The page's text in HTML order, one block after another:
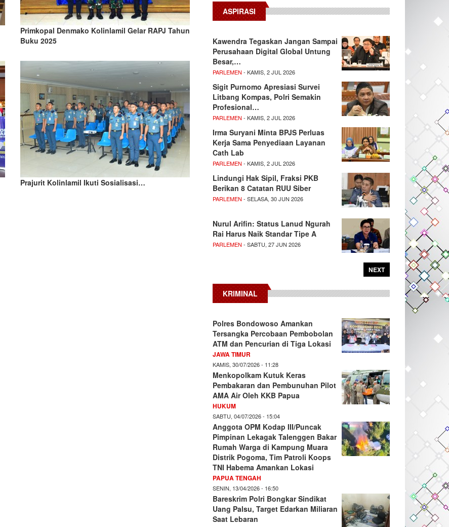
Primkopal Denmako Kolinlamil Gelar RAPJ Tahun
Buku 2025
Prajurit Kolinlamil Ikuti Sosialisasi…
ASPIRASI
Kawendra Tegaskan Jangan Sampai
Perusahaan Digital Global Untung
Besar,…
PARLEMEN - KAMIS, 2 JUL 2026
Sigit Purnomo Apresiasi Survei
Litbang Kompas, Polri Semakin
Profesional…
PARLEMEN - KAMIS, 2 JUL 2026
Irma Suryani Minta BPJS Perluas
Kerja Sama Penyediaan Layanan
Cath Lab
PARLEMEN - KAMIS, 2 JUL 2026
Lindungi Hak Sipil, Fraksi PKB
Berikan 8 Catatan RUU Siber
PARLEMEN - SELASA, 30 JUN 2026
Nurul Arifin: Status Lanud Ngurah
Rai Harus Naik Standar Tipe A
PARLEMEN - SABTU, 27 JUN 2026
NEXT
KRIMINAL
Polres Bondowoso Amankan
Tersangka Percobaan Pembobolan
ATM dan Pencurian di Tiga Lokasi
JAWA TIMUR
KAMIS, 30/07/2026 - 11:28
Menkopolkam Kutuk Keras
Pembakaran dan Pembunuhan Pilot
AMA Air Oleh KKB Papua
HUKUM
SABTU, 04/07/2026 - 15:04
Anggota OPM Kodap III/Puncak
Pimpinan Lekagak Talenggen Bakar
Rumah Warga di Kampung Muara
Distrik Pogoma, Tim Patroli Koops
TNI Habema Amankan Lokasi
PAPUA TENGAH
SENIN, 13/04/2026 - 16:50
Bareskrim Polri Bongkar Sindikat
Uang Palsu, Target Edarkan Miliaran
Saat Lebaran